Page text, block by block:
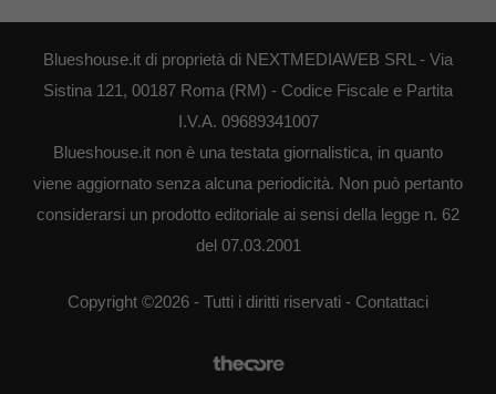
Blueshouse.it di proprietà di NEXTMEDIAWEB SRL - Via
Sistina 121, 00187 Roma (RM) - Codice Fiscale e Partita
I.V.A. 09689341007
Blueshouse.it non è una testata giornalistica, in quanto
viene aggiornato senza alcuna periodicità. Non può pertanto
considerarsi un prodotto editoriale ai sensi della legge n. 62
del 07.03.2001
Copyright ©2026 - Tutti i diritti riservati - Contattaci